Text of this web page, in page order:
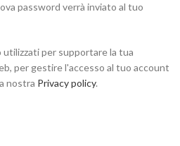
password verrà inviato al tuo
per supportare la tua
per gestire l'accesso al tuo account
nostra Privacy policy.